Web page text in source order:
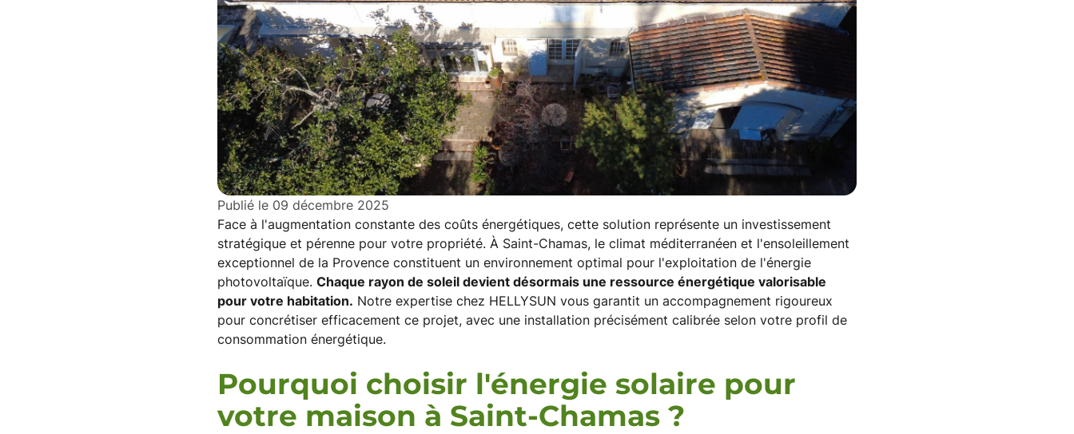
Publié le 09 décembre 2025
Face à l'augmentation constante des coûts énergétiques, cette solution représente un investissement
stratégique et pérenne pour votre propriété. À Saint-Chamas, le climat méditerranéen et l'ensoleillement
exceptionnel de la Provence constituent un environnement optimal pour l'exploitation de l'énergie
photovoltaïque. Chaque rayon de soleil devient désormais une ressource énergétique valorisable
pour votre habitation. Notre expertise chez HELLYSUN vous garantit un accompagnement rigoureux
pour concrétiser efficacement ce projet, avec une installation précisément calibrée selon votre profil de
consommation énergétique.
Pourquoi choisir l'énergie solaire pour
votre maison à Saint-Chamas ?